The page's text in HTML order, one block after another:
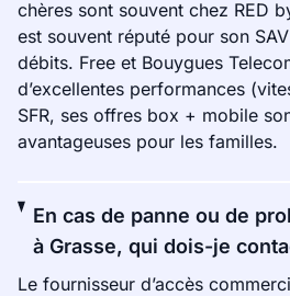
chères sont souvent chez RED
est souvent réputé pour son
débits. Free et Bouygues
d’excellentes performances
SFR, ses offres box + mobile
avantageuses pour les familles.
En cas de panne ou de
à Grasse, qui dois-je
Le fournisseur d’accès